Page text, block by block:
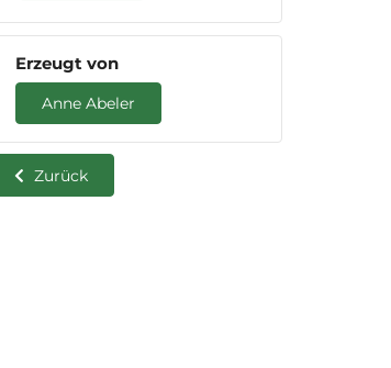
Erzeugt von
Anne Abeler
Zurück